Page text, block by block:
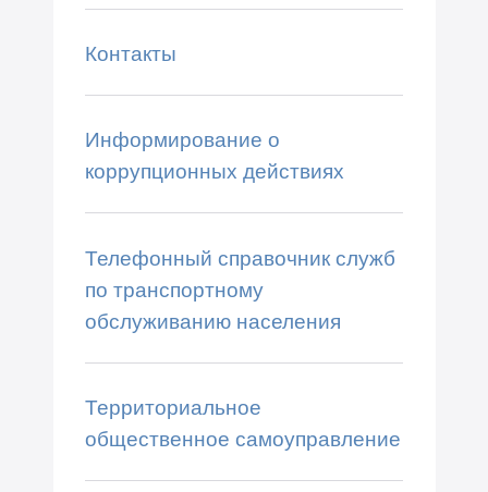
Контакты
Информирование о
коррупционных действиях
Телефонный справочник служб
по транспортному
обслуживанию населения
Территориальное
общественное самоуправление